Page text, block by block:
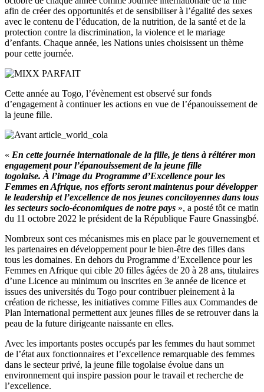
afin de créer des opportunités et de sensibiliser à l’égalité des sexes
avec le contenu de l’éducation, de la nutrition, de la santé et de la
protection contre la discrimination, la violence et le mariage
d’enfants. Chaque année, les Nations unies choisissent un thème
pour cette journée.
Cette année au Togo, l’évènement est observé sur fonds
d’engagement à continuer les actions en vue de l’épanouissement de
la jeune fille.
« En cette journée internationale de la fille, je tiens à réitérer mon
engagement pour l’épanouissement de la jeune fille
togolaise. À l’image du Programme d’Excellence pour les
Femmes en Afrique, nos efforts seront maintenus pour développer
le leadership et l’excellence de nos jeunes concitoyennes dans tous
les secteurs socio-économiques de notre pays », a posté tôt ce matin
du 11 octobre 2022 le président de la République Faure Gnassingbé.
Nombreux sont ces mécanismes mis en place par le gouvernement et
les partenaires en développement pour le bien-être des filles dans
tous les domaines. En dehors du Programme d’Excellence pour les
Femmes en Afrique qui cible 20 filles âgées de 20 à 28 ans, titulaires
d’une Licence au minimum ou inscrites en 3e année de licence et
issues des universités du Togo pour contribuer pleinement à la
création de richesse, les initiatives comme Filles aux Commandes de
Plan International permettent aux jeunes filles de se retrouver dans la
peau de la future dirigeante naissante en elles.
Avec les importants postes occupés par les femmes du haut sommet
de l’état aux fonctionnaires et l’excellence remarquable des femmes
dans le secteur privé, la jeune fille togolaise évolue dans un
environnement qui inspire passion pour le travail et recherche de
l’excellence.